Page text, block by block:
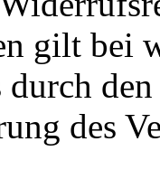
gilt bei
des